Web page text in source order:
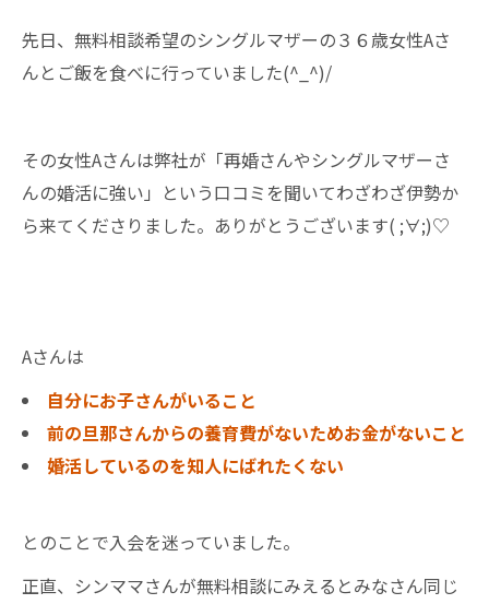
先日、無料相談希望のシングルマザーの３６歳女性Aさ
んとご飯を食べに行っていました(^_^)/
その女性Aさんは弊社が「再婚さんやシングルマザーさ
んの婚活に強い」という口コミを聞いてわざわざ伊勢か
ら来てくださりました。ありがとうございます( ;∀;)♡
Aさんは
自分にお子さんがいること
前の旦那さんからの養育費がないためお金がないこと
婚活しているのを知人にばれたくない
とのことで入会を迷っていました。
正直、シンママさんが無料相談にみえるとみなさん同じ